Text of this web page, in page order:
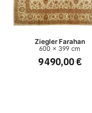
Ziegler Farahan
600 x 399 cm
9 490,00 €